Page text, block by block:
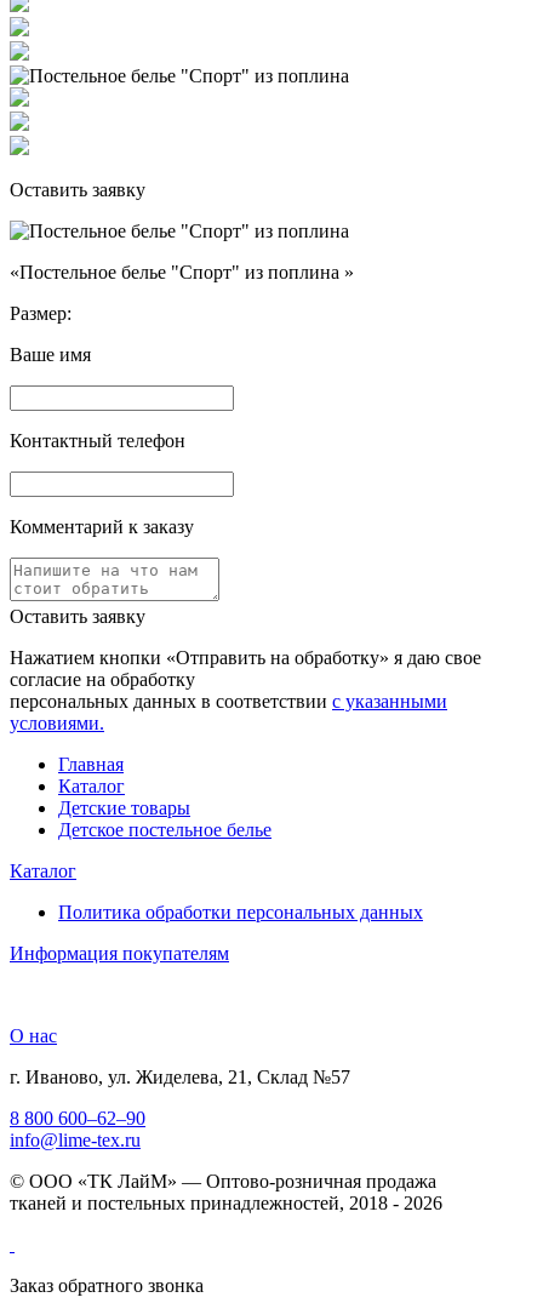
Оставить заявку
«Постельное белье "Спорт" из поплина »
Размер:
Ваше имя
Контактный телефон
Комментарий к заказу
Оставить заявку
Нажатием кнопки «Отправить на обработку» я даю свое
согласие на обработку
персональных данных в соответствии с указанными
условиями.
Главная
Каталог
Детские товары
Детское постельное белье
Каталог
Политика обработки персональных данных
Информация покупателям
О нас
г. Иваново, ул. Жиделева, 21, Склад №57
8 800 600–62–90
info@lime-tex.ru
© ООО «ТК ЛайМ» — Оптово-розничная продажа
тканей и постельных принадлежностей, 2018 - 2026
Заказ обратного звонка